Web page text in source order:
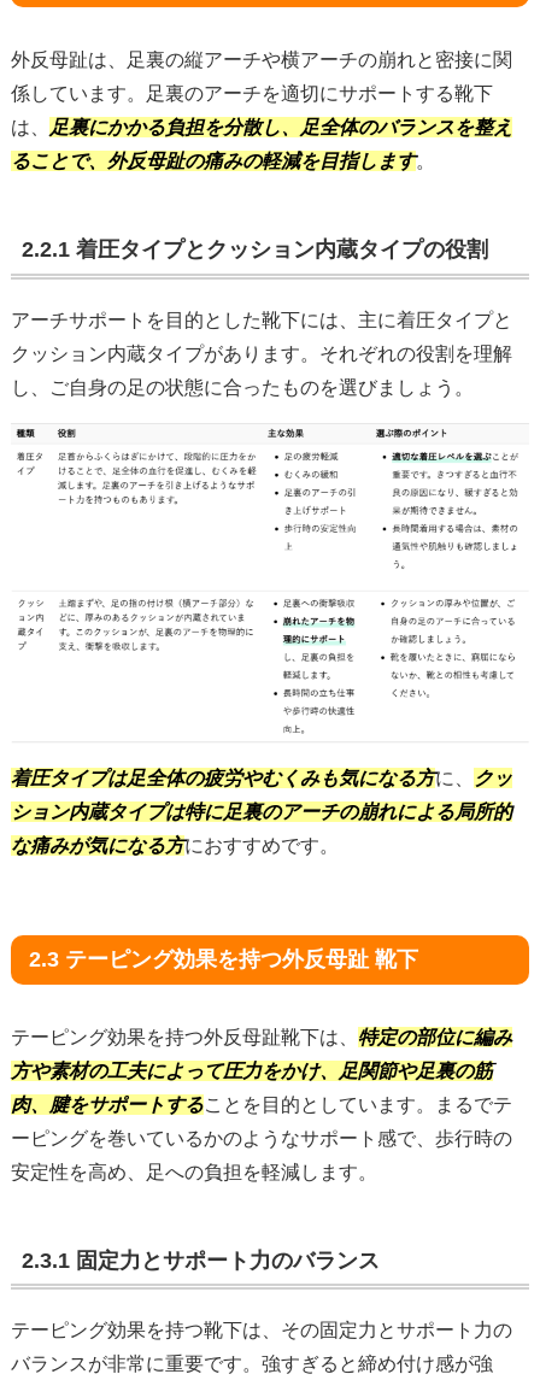
外反母趾は、足裏の縦アーチや横アーチの崩れと密接に関
係しています。足裏のアーチを適切にサポートする靴下
は、 足裏にかかる負担を分散し、足全体のバランスを整え
ることで、外反母趾の痛みの軽減を目指します。
2.2.1 着圧タイプとクッション内蔵タイプの役割
アーチサポートを目的とした靴下には、主に着圧タイプと
クッション内蔵タイプがあります。それぞれの役割を理解
し、ご自身の足の状態に合ったものを選びましょう。
着圧タイプは足全体の疲労やむくみも気になる方に、
クッ
ション内蔵タイプは特に足裏のアーチの崩れによる局所的
な痛みが気になる方におすすめです。
2.3 テーピング効果を持つ外反母趾 靴下
テーピング効果を持つ外反母趾靴下は、 特定の部位に編み
方や素材の工夫によって圧力をかけ、足関節や足裏の筋
肉、腱をサポートすることを目的としています。まるでテ
ーピングを巻いているかのようなサポート感で、歩行時の
安定性を高め、足への負担を軽減します。
2.3.1 固定力とサポート力のバランス
テーピング効果を持つ靴下は、その固定力とサポート力の
バランスが非常に重要です。強すぎると締め付け感が強